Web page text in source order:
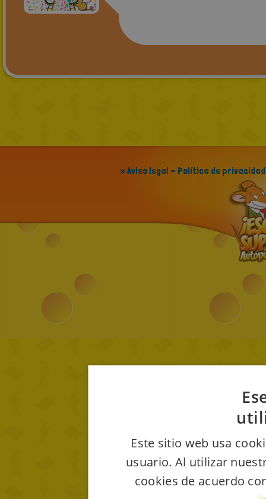
» Aviso legal - Política de privacidad
Este sitio web usa
usuario. Al utilizar
cookies de acuerdo